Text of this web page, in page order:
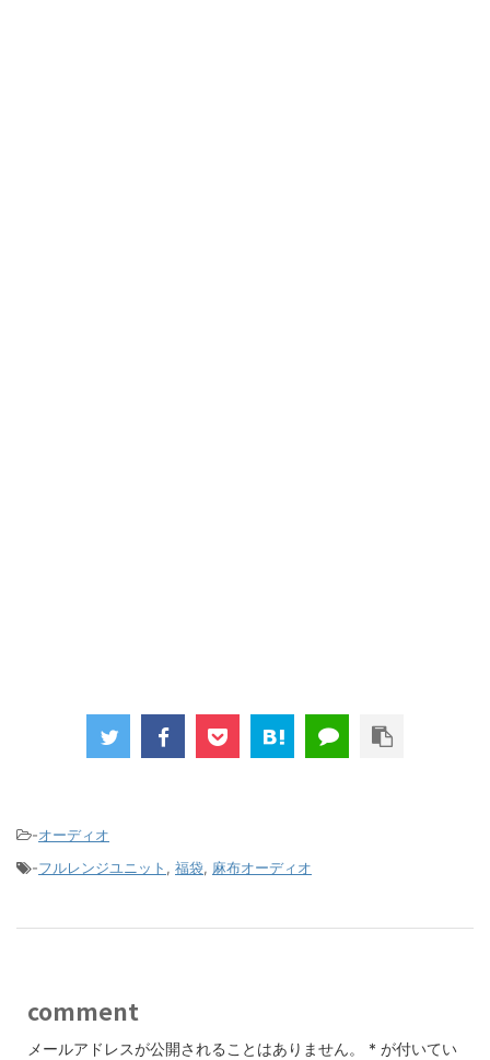
-オーディオ
-フルレンジユニット , 福袋, 麻布オーディオ
comment
メールアドレスが公開されることはありません。 * が付いてい